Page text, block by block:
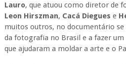
Lauro, que atuou como diretor de
Leon Hirszman, Cacá Diegues e
muitos outros, no documentário
da fotografia no Brasil e a fazer
que ajudaram a moldar a arte e o